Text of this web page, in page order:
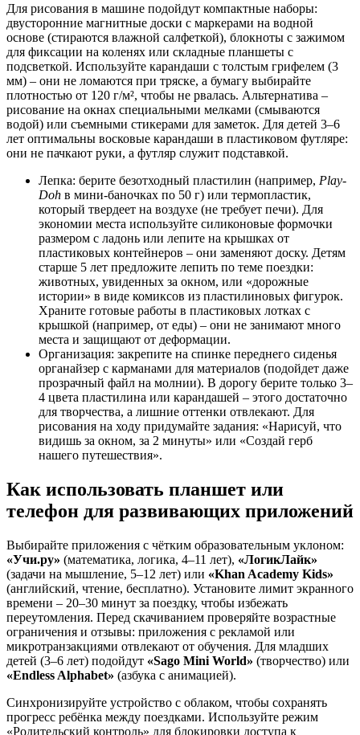
Для рисования в машине подойдут компактные наборы:
двусторонние магнитные доски с маркерами на водной
основе (стираются влажной салфеткой), блокноты с зажимом
для фиксации на коленях или складные планшеты с
подсветкой. Используйте карандаши с толстым грифелем (3
мм) – они не ломаются при тряске, а бумагу выбирайте
плотностью от 120 г/м², чтобы не рвалась. Альтернатива –
рисование на окнах специальными мелками (смываются
водой) или съемными стикерами для заметок. Для детей 3–6
лет оптимальны восковые карандаши в пластиковом футляре:
они не пачкают руки, а футляр служит подставкой.
Лепка: берите безотходный пластилин (например, Play-
Doh в мини-баночках по 50 г) или термопластик,
который твердеет на воздухе (не требует печи). Для
экономии места используйте силиконовые формочки
размером с ладонь или лепите на крышках от
пластиковых контейнеров – они заменяют доску. Детям
старше 5 лет предложите лепить по теме поездки:
животных, увиденных за окном, или «дорожные
истории» в виде комиксов из пластилиновых фигурок.
Храните готовые работы в пластиковых лотках с
крышкой (например, от еды) – они не занимают много
места и защищают от деформации.
Организация: закрепите на спинке переднего сиденья
органайзер с карманами для материалов (подойдет даже
прозрачный файл на молнии). В дорогу берите только 3–
4 цвета пластилина или карандашей – этого достаточно
для творчества, а лишние оттенки отвлекают. Для
рисования на ходу придумайте задания: «Нарисуй, что
видишь за окном, за 2 минуты» или «Создай герб
нашего путешествия».
Как использовать планшет или
телефон для развивающих приложений
Выбирайте приложения с чётким образовательным уклоном:
«Учи.ру» (математика, логика, 4–11 лет), «ЛогикЛайк»
(задачи на мышление, 5–12 лет) или «Khan Academy Kids»
(английский, чтение, бесплатно). Установите лимит экранного
времени – 20–30 минут за поездку, чтобы избежать
переутомления. Перед скачиванием проверяйте возрастные
ограничения и отзывы: приложения с рекламой или
микротранзакциями отвлекают от обучения. Для младших
детей (3–6 лет) подойдут «Sago Mini World» (творчество) или
«Endless Alphabet» (азбука с анимацией).
Синхронизируйте устройство с облаком, чтобы сохранять
прогресс ребёнка между поездками. Используйте режим
«Родительский контроль» для блокировки доступа к